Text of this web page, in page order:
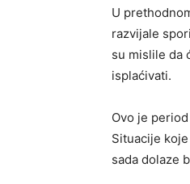
U
razvijale
su mislile da
isplaćivati.
Ovo je
Situacije
sada dolaze